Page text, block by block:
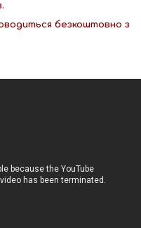
безкоштовно з